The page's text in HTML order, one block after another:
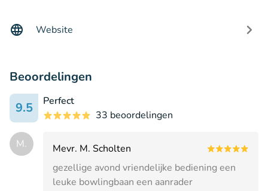
Website
Beoordelingen
9.5
Perfect
33 beoordelingen
M.
Mevr. M. Scholten
gezellige avond vriendelijke bediening een
leuke bowlingbaan een aanrader